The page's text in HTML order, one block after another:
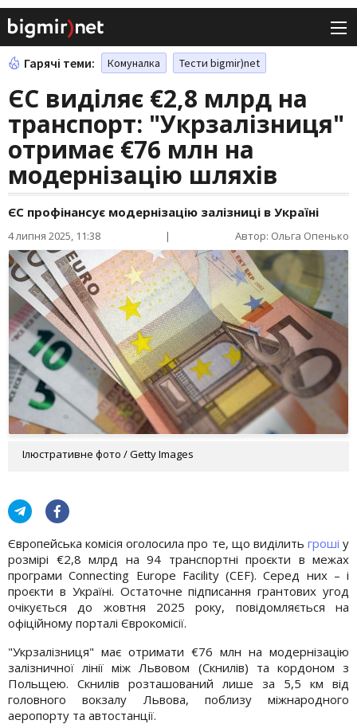
Гарячі теми: Комуналка Тести bigmir)net
ЄС виділяє €2,8 млрд на
транспорт: "Укрзалізниця"
отримає €76 млн на
модернізацію шляхів
ЄС профінансує модернізацію залізниці в Україні
4 липня 2025, 11:38 | Автор: Ольга Опенько
Ілюстративне фото / Getty Images
Європейська комісія оголосила про те, що виділить гроші у
розмірі €2,8 млрд на 94 транспортні проєкти в межах
програми Connecting Europe Facility (CEF). Серед них – і
проєкти в Україні. Остаточне підписання грантових угод
очікується до жовтня 2025 року, повідомляється на
офіційному порталі Єврокомісії.
"Укрзалізниця" має отримати €76 млн на модернізацію
залізничної лінії між Львовом (Скнилів) та кордоном з
Польщею. Скнилів розташований лише за 5,5 км від
головного вокзалу Львова, поблизу міжнародного
аеропорту та автостанції.